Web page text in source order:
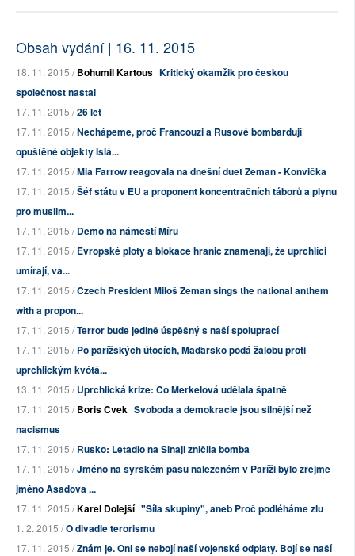
Obsah vydání | 16. 11. 2015
18. 11. 2015 /Bohumil Kartous Kritický okamžik pro českou
společnost nastal
17. 11. 2015 /26 let
17. 11. 2015 /Nechápeme, proč Francouzi a Rusové bombardují
opuštěné objekty Islá...
17. 11. 2015 /Mia Farrow reagovala na dnešní duet Zeman - Konvička
17. 11. 2015 /Šéf státu v EU a proponent koncentračních táborů a plynu
pro muslim...
17. 11. 2015 /Demo na náměstí Míru
17. 11. 2015 /Evropské ploty a blokace hranic znamenají, že uprchlíci
umírají, va...
17. 11. 2015 /Czech President Miloš Zeman sings the national anthem
with a propon...
17. 11. 2015 /Terror bude jedině úspěšný s naší spoluprací
17. 11. 2015 /Po pařížských útocích, Maďarsko podá žalobu proti
uprchlickým kvótá...
13. 11. 2015 /Uprchlická krize: Co Merkelová udělala špatně
17. 11. 2015 /Boris Cvek Svoboda a demokracie jsou silnější než
nacismus
17. 11. 2015 /Rusko: Letadlo na Sinaji zničila bomba
17. 11. 2015 /Jméno na syrském pasu nalezeném v Paříži bylo zřejmě
jméno Asadova ...
17. 11. 2015 /Karel Dolejší "Síla skupiny", aneb Proč podléháme zlu
1. 2. 2015 /O divadle terorismu
17. 11. 2015 /Znám je. Oni se nebojí naší vojenské odplaty. Bojí se naší